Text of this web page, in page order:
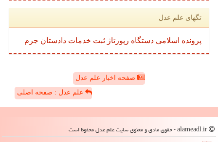
تگهای علم عدل
پرونده اسلامی دستگاه رپورتاژ ثبت خدمات دادستان جرم
صفحه اخبار علم عدل
علم عدل : صفحه اصلی